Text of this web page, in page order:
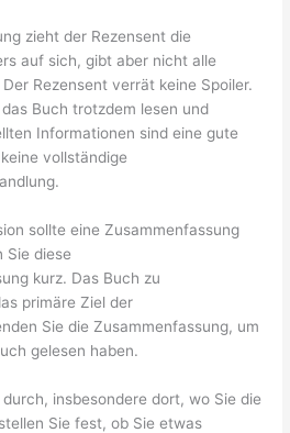
zieht der Rezensent die
auf sich, gibt aber nicht alle
Rezensent verrät keine Spoiler.
Buch trotzdem lesen und
Informationen sind eine gute
vollständige
sollte eine Zusammenfassung
Sie diese
kurz. Das Buch zu
primäre Ziel der
Sie die Zusammenfassung, um
gelesen haben.
insbesondere dort, wo Sie die
Sie fest, ob Sie etwas